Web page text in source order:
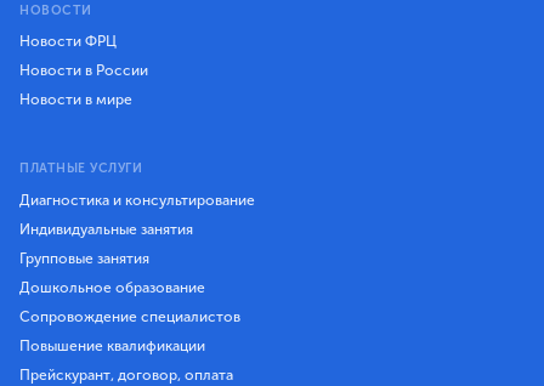
НОВОСТИ
Новости ФРЦ
Новости в России
Новости в мире
ПЛАТНЫЕ УСЛУГИ
Диагностика и консультирование
Индивидуальные занятия
Групповые занятия
Дошкольное образование
Сопровождение специалистов
Повышение квалификации
Прейскурант, договор, оплата